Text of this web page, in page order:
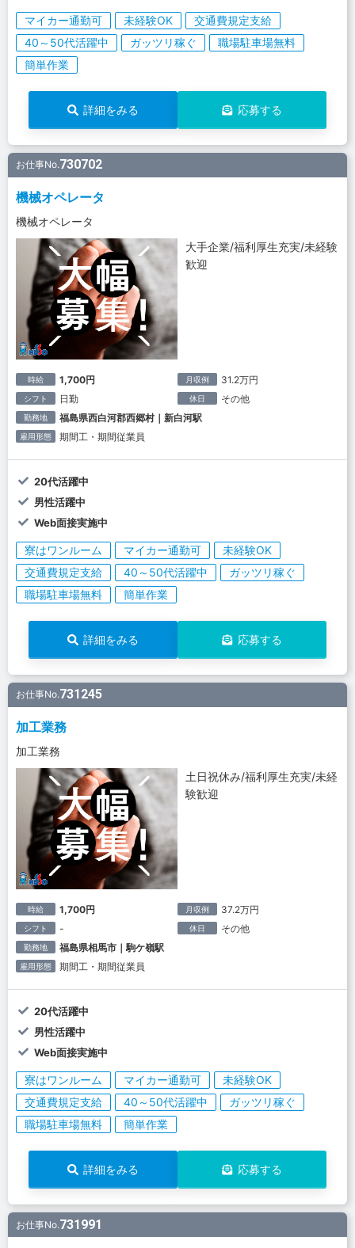
マイカー通勤可 未経験OK
交通費規定支給
40～50代活躍中
ガッツリ稼ぐ
職場駐車場無料
簡単作業
詳細をみる 応募する
お仕事No.730702
機械オペレータ
機械オペレータ
大手企業/福利厚生充実/未経験
歓迎
時給 1,700円 月収例 31.2万円
シフト 日勤 休日 その他
勤務地 福島県西白河郡西郷村｜新白河駅
雇用形態 期間工・期間従業員
20代活躍中
男性活躍中
Web面接実施中
寮はワンルーム マイカー通勤可
未経験OK
交通費規定支給
40～50代活躍中
ガッツリ稼ぐ
職場駐車場無料
簡単作業
詳細をみる 応募する
お仕事No.731245
加工業務
加工業務
土日祝休み/福利厚生充実/未経
験歓迎
時給 1,700円 月収例 37.2万円
シフト - 休日 その他
勤務地 福島県相馬市｜駒ケ嶺駅
雇用形態 期間工・期間従業員
20代活躍中
男性活躍中
Web面接実施中
寮はワンルーム マイカー通勤可
未経験OK
交通費規定支給
40～50代活躍中
ガッツリ稼ぐ
職場駐車場無料
簡単作業
詳細をみる 応募する
お仕事No.731991